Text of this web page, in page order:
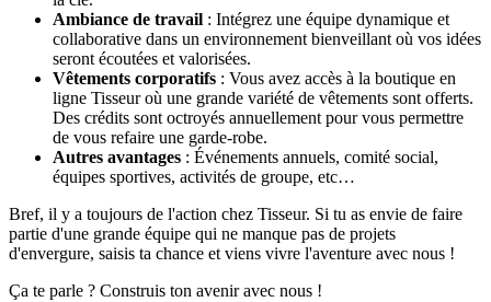
Ambiance de travail : Intégrez une équipe dynamique et
collaborative dans un environnement bienveillant où vos idées
seront écoutées et valorisées.
Vêtements corporatifs : Vous avez accès à la boutique en
ligne Tisseur où une grande variété de vêtements sont offerts.
Des crédits sont octroyés annuellement pour vous permettre
de vous refaire une garde-robe.
Autres avantages : Événements annuels, comité social,
équipes sportives, activités de groupe, etc…
Bref, il y a toujours de l'action chez Tisseur. Si tu as envie de faire
partie d'une grande équipe qui ne manque pas de projets
d'envergure, saisis ta chance et viens vivre l'aventure avec nous !
Ça te parle ? Construis ton avenir avec nous !